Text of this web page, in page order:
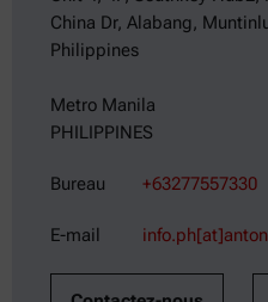
China Dr, Alabang,
Philippines
Metro Manila
PHILIPPINES
Bureau +63277557330
E-mail